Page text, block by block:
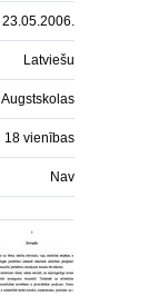
23.05.2006.
Latviešu
Augstskolas
18 vienības
Nav